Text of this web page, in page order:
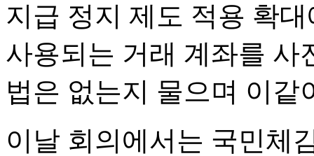
지급 정지 제도 적용 확
사용되는 거래 계좌를 사
법은 없는지 물으며 이같
이날 회의에서는 국민체